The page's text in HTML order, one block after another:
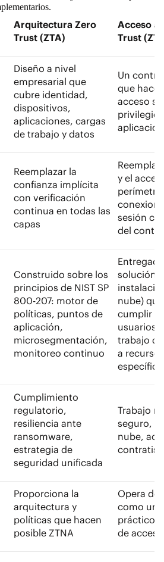
Arquitectura Zero
Trust (ZTA)
Acceso a
Trust
Diseño a nivel
empresarial que
cubre identidad,
dispositivos,
aplicaciones, cargas
de trabajo y datos
Un
que hace
acceso
privilegio
Reemplazar la
confianza implícita
con verificación
continua en todas las
capas
y el
sesión
del
Construido sobre los
principios de NIST SP
800-207: motor de
políticas, puntos de
aplicación,
microsegmentación,
monitoreo continuo
solución
nube)
cumplir
usuarios
trabajo
a recursos
Cumplimiento
regulatorio,
resiliencia ante
ransomware,
estrategia de
seguridad unificada
Trabajo
seguro,
nube,
Proporciona la
arquitectura y
políticas que hacen
posible ZTNA
Opera
como un
práctico
de acceso